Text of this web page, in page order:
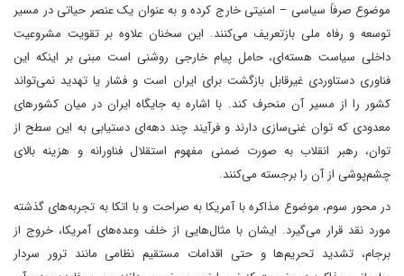
موضوع صرفاً سیاسی – امنیتی خارج کرده و به عنوان یک عنصر حیاتی در مسیر
توسعه و رفاه ملی بازتعریف می‌کنند. این سخنان علاوه بر تقویت مشروعیت
داخلی سیاست هسته‌ای، حامل پیام خارجی روشنی است مبنی بر اینکه این
فناوری دستاوردی غیرقابل بازگشت برای ایران است و فشار یا تهدید نمی‌تواند
کشور را از مسیر آن منحرف کند. با اشاره به جایگاه ایران در میان کشورهای
معدودی که توان غنی‌سازی دارند و فرآیند چند دهه‌ای دستیابی به این سطح از
توان، رهبر انقلاب به صورت ضمنی مفهوم استقلال فناورانه و هزینه بالای
چشم‌پوشی از آن را برجسته می‌کنند.
در محور سوم، موضوع مذاکره با آمریکا به صراحت و با اتکا به تجربه‌های گذشته
مورد نقد قرار می‌گیرد. ایشان با مثال‌هایی از خلف وعده‌های آمریکا، خروج از
برجام، تشدید تحریم‌ها و حتی اقدامات مستقیم نظامی مانند ترور سردار